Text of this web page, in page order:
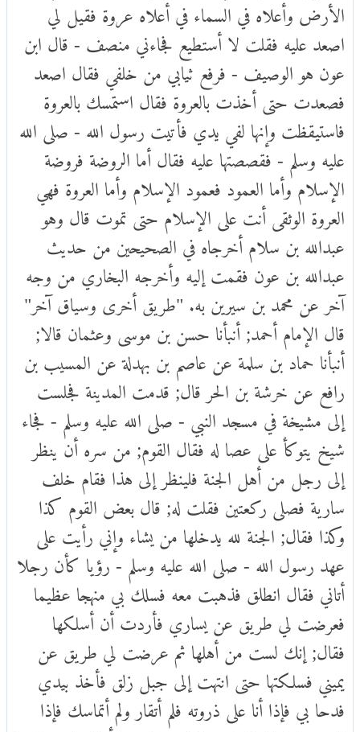
الأرض وأعلاه في السماء في أعلاه عروة فقيل لي
اصعد عليه فقلت لا أستطيع فجاءني منصف - قال ابن
عون هو الوصيف - فرفع ثيابي من خلفي فقال اصعد
فصعدت حتى أخذت بالعروة فقال استمسك بالعروة
فاستيقظت وإنها لفي يدي فأتيت رسول الله - صلى الله
عليه وسلم - فقصصتها عليه فقال أما الروضة فروضة
الإسلام وأما العمود فعمود الإسلام وأما العروة فهي
العروة الوثقى أنت على الإسلام حتى تموت قال وهو
عبدالله بن سلام أخرجاه في الصحيحين من حديث
عبدالله بن عون فقمت إليه وأخرجه البخاري من وجه
آخر عن محمد بن سيرين به. "طريق أخرى وسياق آخر"
قال الإمام أحمد; أنبأنا حسن بن موسى وعثمان قالا;
أنبأنا حماد بن سلمة عن عاصم بن بهدلة عن المسيب بن
رافع عن خرشة بن الحر قال; قدمت المدينة فجلست
إلى مشيخة في مسجد النبي - صلى الله عليه وسلم - فجاء
شيخ يتوكأ على عصا له فقال القوم; من سره أن ينظر
إلى رجل من أهل الجنة فلينظر إلى هذا فقام خلف
سارية فصلى ركعتين فقلت له; قال بعض القوم كذا
وكذا فقال; الجنة لله يدخلها من يشاء وإني رأيت على
عهد رسول الله - صلى الله عليه وسلم - رؤيا كأن رجلا
أتاني فقال انطلق فذهبت معه فسلك بي منهجا عظيما
فعرضت لي طريق عن يساري فأردت أن أسلكها
فقال; إنك لست من أهلها ثم عرضت لي طريق عن
يميني فسلكتها حتى انتهت إلى جبل زلق فأخذ بيدي
فدحا بي فإذا أنا على ذروته فلم أتقار ولم أتماسك فإذا